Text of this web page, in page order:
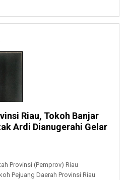
Riau, Tokoh Banjar
Ardi Dianugerahi Gelar
Provinsi (Pemprov) Riau
Pejuang Daerah Provinsi Riau